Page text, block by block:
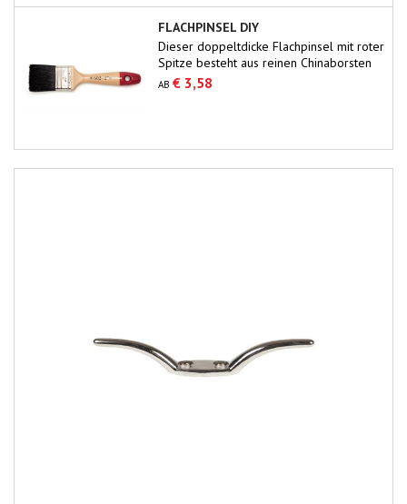
sind.Nur für den professionellen
Einsatz.Sorgen Sie für...
FLACHPINSEL DIY
Dieser doppeltdicke Flachpinsel mit roter
Spitze besteht aus reinen Chinaborsten
mit 60/70 % Tops. Gute Malerqualität
zum Firnissen, Beizen und Lackieren
AB € 3,58